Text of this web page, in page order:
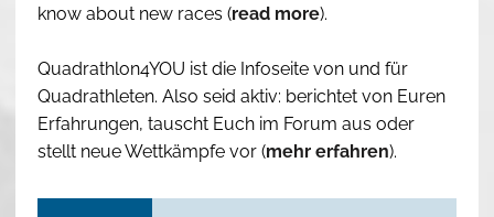
know about new races (read more).
Quadrathlon4YOU ist die Infoseite von und für
Quadrathleten. Also seid aktiv: berichtet von Euren
Erfahrungen, tauscht Euch im Forum aus oder
stellt neue Wettkämpfe vor (mehr erfahren).